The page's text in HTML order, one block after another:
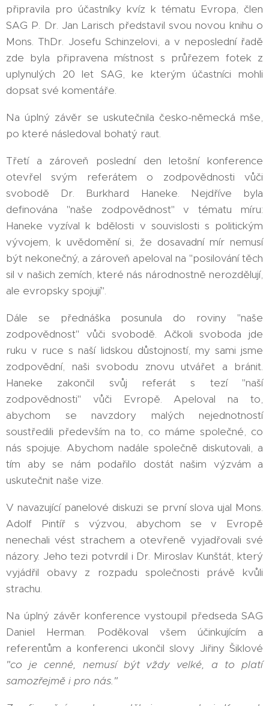
připravila pro účastníky kvíz k tématu Evropa, člen
SAG P. Dr. Jan Larisch představil svou novou knihu o
Mons. ThDr. Josefu Schinzelovi, a v neposlední řadě
zde byla připravena místnost s průřezem fotek z
uplynulých 20 let SAG, ke kterým účastníci mohli
dopsat své komentáře.
Na úplný závěr se uskutečnila česko-německá mše,
po které následoval bohatý raut.
Třetí a zároveň poslední den letošní konference
otevřel svým referátem o zodpovědnosti vůči
svobodě Dr. Burkhard Haneke. Nejdříve byla
definována "naše zodpovědnost" v tématu míru:
Haneke vyzíval k bdělosti v souvislosti s politickým
vývojem, k uvědomění si, že dosavadní mír nemusí
být nekonečný, a zároveň apeloval na "posilování těch
sil v našich zemích, které nás národnostně nerozdělují,
ale evropsky spojují".
Dále se přednáška posunula do roviny "naše
zodpovědnost" vůči svobodě. Ačkoli svoboda jde
ruku v ruce s naší lidskou důstojností, my sami jsme
zodpovědní, naši svobodu znovu utvářet a bránit.
Haneke zakončil svůj referát s tezí "naší
zodpovědnosti" vůči Evropě. Apeloval na to,
abychom se navzdory malých nejednotností
soustředili především na to, co máme společné, co
nás spojuje. Abychom nadále společně diskutovali, a
tím aby se nám podařilo dostát našim výzvám a
uskutečnit naše vize.
V navazující panelové diskuzi se první slova ujal Mons.
Adolf Pintíř s výzvou, abychom se v Evropě
nenechali vést strachem a otevřeně vyjadřovali své
názory. Jeho tezi potvrdil i Dr. Miroslav Kunštát, který
vyjádřil obavy z rozpadu společnosti právě kvůli
strachu.
Na úplný závěr konference vystoupil předseda SAG
Daniel Herman. Poděkoval všem účinkujícím a
referentům a konferenci ukončil slovy Jiřiny Šiklové
"co je cenné, nemusí být vždy velké, a to platí
samozřejmě i pro nás."